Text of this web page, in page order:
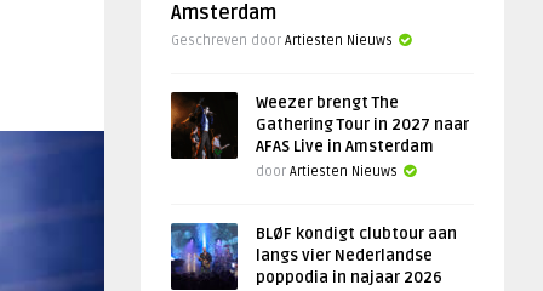
Amsterdam
Geschreven door Artiesten Nieuws
Weezer brengt The
Gathering Tour in 2027 naar
AFAS Live in Amsterdam
door Artiesten Nieuws
BLØF kondigt clubtour aan
langs vier Nederlandse
poppodia in najaar 2026